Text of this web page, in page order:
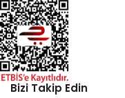
Bizi Takip Edin